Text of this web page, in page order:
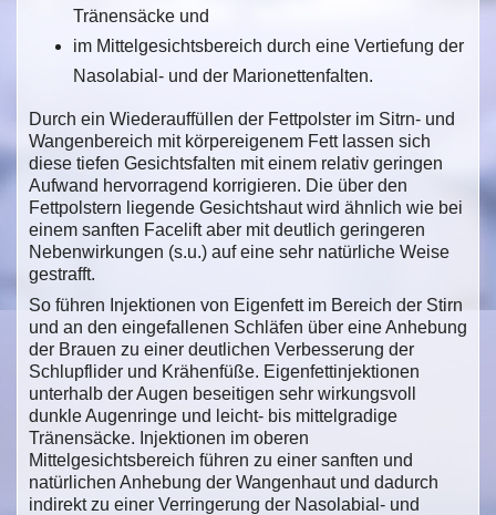
Tränensäcke und
im Mittelgesichtsbereich durch eine Vertiefung der
Nasolabial- und der Marionettenfalten.
Durch ein Wiederauffüllen der Fettpolster im Sitrn- und
Wangenbereich mit körpereigenem Fett lassen sich
diese tiefen Gesichtsfalten mit einem relativ geringen
Aufwand hervorragend korrigieren. Die über den
Fettpolstern liegende Gesichtshaut wird ähnlich wie bei
einem sanften Facelift aber mit deutlich geringeren
Nebenwirkungen (s.u.) auf eine sehr natürliche Weise
gestrafft.
So führen Injektionen von Eigenfett im Bereich der Stirn
und an den eingefallenen Schläfen über eine Anhebung
der Brauen zu einer deutlichen Verbesserung der
Schlupflider und Krähenfüße. Eigenfettinjektionen
unterhalb der Augen beseitigen sehr wirkungsvoll
dunkle Augenringe und leicht- bis mittelgradige
Tränensäcke. Injektionen im oberen
Mittelgesichtsbereich führen zu einer sanften und
natürlichen Anhebung der Wangenhaut und dadurch
indirekt zu einer Verringerung der Nasolabial- und